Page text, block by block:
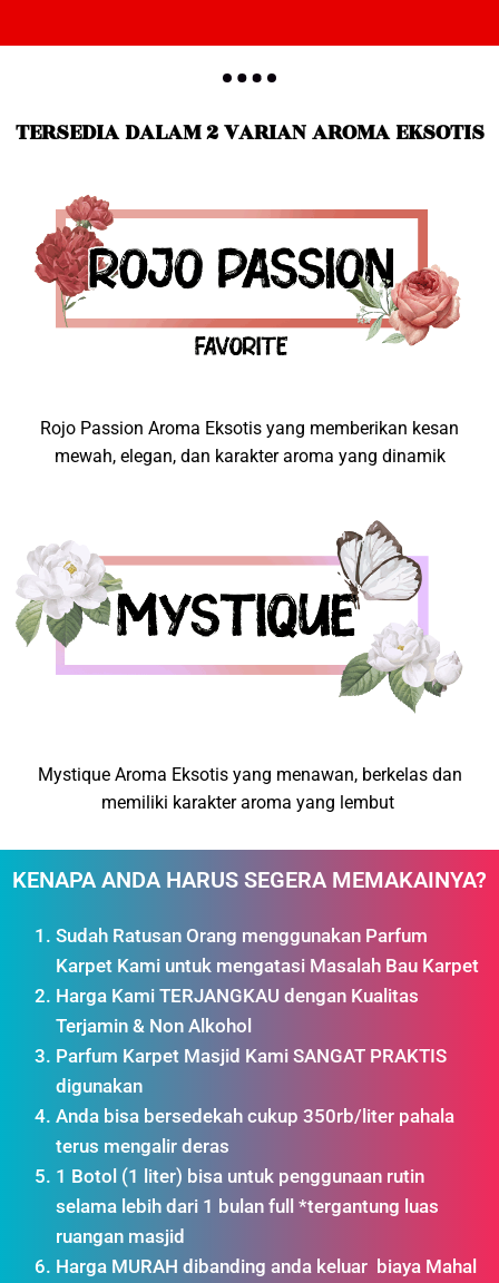
TERSEDIA DALAM 2 VARIAN AROMA EKSOTIS
Rojo Passion Aroma Eksotis yang memberikan kesan
mewah, elegan, dan karakter aroma yang dinamik
Mystique Aroma Eksotis yang menawan, berkelas dan
memiliki karakter aroma yang lembut
KENAPA ANDA HARUS SEGERA MEMAKAINYA?
Sudah Ratusan Orang menggunakan Parfum
Karpet Kami untuk mengatasi Masalah Bau Karpet
Harga Kami TERJANGKAU dengan Kualitas
Terjamin & Non Alkohol
Parfum Karpet Masjid Kami SANGAT PRAKTIS
digunakan
Anda bisa bersedekah cukup 350rb/liter pahala
terus mengalir deras
1 Botol (1 liter) bisa untuk penggunaan rutin
selama lebih dari 1 bulan full *tergantung luas
ruangan masjid
Harga MURAH dibanding anda keluar biaya Mahal